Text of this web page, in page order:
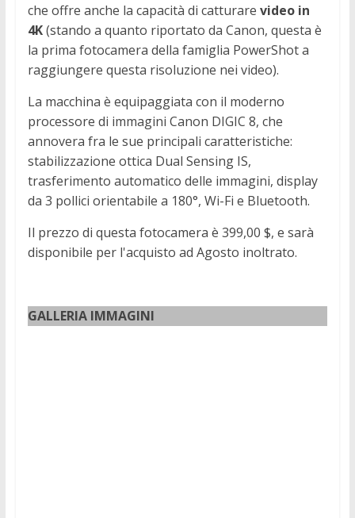
che offre anche la capacità di catturare video in
4K(stando a quanto riportato da Canon, questa è
la prima fotocamera della famiglia PowerShot a
raggiungere questa risoluzione nei video).
La macchina è equipaggiata con il moderno
processore di immagini Canon DIGIC 8, che
annovera fra le sue principali caratteristiche:
stabilizzazione ottica Dual Sensing IS,
trasferimento automatico delle immagini, display
da 3 pollici orientabile a 180°, Wi-Fi e Bluetooth.
Il prezzo di questa fotocamera è 399,00 $, e sarà
disponibile per l'acquisto ad Agosto inoltrato.
GALLERIA IMMAGINI